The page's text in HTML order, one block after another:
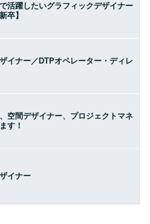
活躍したいグラフィックデザイナー
卒】
イナー／DTPオペレーター・ディレ
空間デザイナー、プロジェクトマネ
す！
イナー